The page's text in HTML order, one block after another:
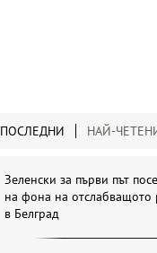
ПОСЛЕДНИ НАЙ-
Зеленски за първи път
на фона на отслабващото
в Белград